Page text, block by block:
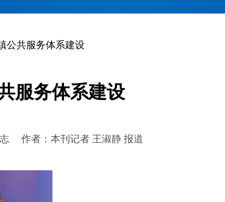
公共服务体系建设
服务体系建设
志 作者：本刊记者 王淑静 报道